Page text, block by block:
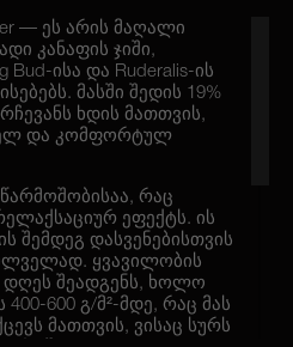
— ეს არის მაღალი
კანაფის ჯიში,
ისა და Ruderalis-ის
მასში შედის 19%
ხდის მათთვის,
და კომფორტულ
რაც
ეფექტს. ის
დასვენებისთვის
ყვავილობის
შეადგენს, ხოლო
600 გ/მ²-მდე, რაც მას
მათთვის, ვისაც სურს